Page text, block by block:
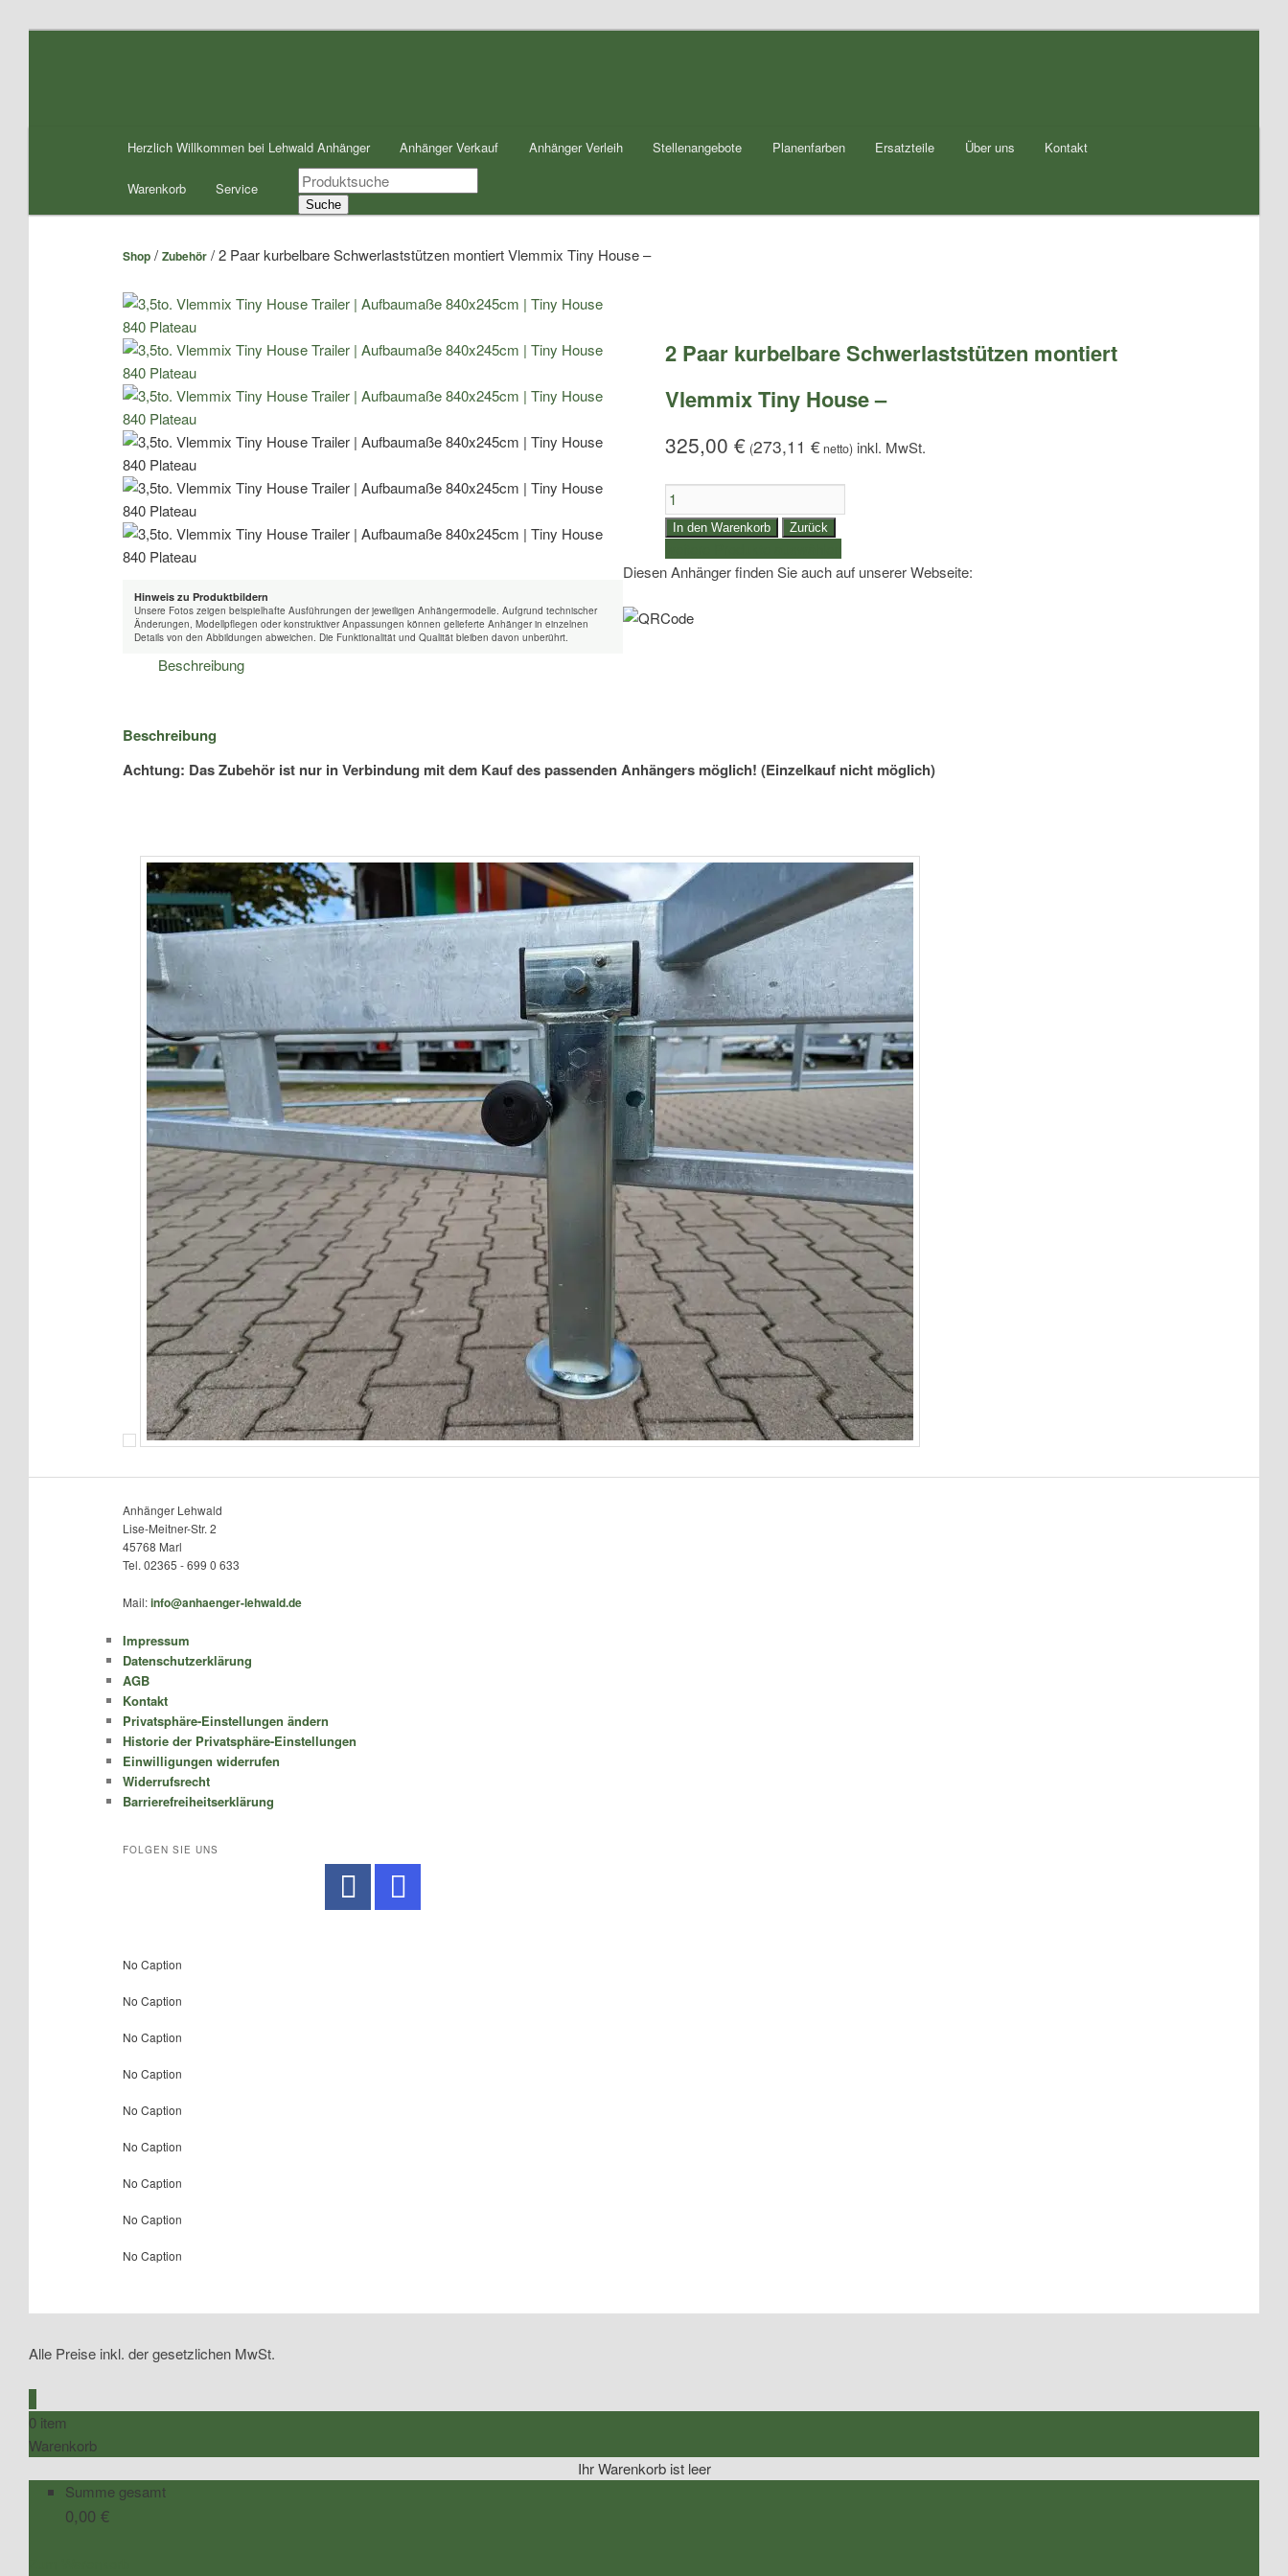
Herzlich Willkommen bei Lehwald Anhänger Anhänger Verkauf Anhänger Verleih Stellenangebote Planenfarben Ersatzteile Über uns Kontakt
Warenkorb Service
Products
search
Suche
Shop/ Zubehör/ 2 Paar kurbelbare Schwerlaststützen montiert Vlemmix Tiny House –
Hinweis zu Produktbildern
Unsere Fotos zeigen beispielhafte Ausführungen der jeweiligen Anhängermodelle. Aufgrund technischer
Änderungen, Modellpflegen oder konstruktiver Anpassungen können gelieferte Anhänger in einzelnen
Details von den Abbildungen abweichen. Die Funktionalität und Qualität bleiben davon unberührt.
2 Paar kurbelbare Schwerlaststützen montiert
Vlemmix Tiny House –
325,00 € (273,11 €netto)
2
Paar
kurbelbare
Schwerlaststützen
montiert
Vlemmix
In den Warenkorb Zurück
Diesen Anhänger finden Sie auch auf unserer Webseite:
Beschreibung
Beschreibung
Achtung: Das Zubehör ist nur in Verbindung mit dem Kauf des passenden Anhängers möglich! (Einzelkauf nicht möglich)
Anhänger Lehwald
Lise-Meitner-Str. 2
45768 Marl
Tel. 02365 - 699 0 633
Mail:info@anhaenger-lehwald.de
Impressum
Datenschutzerklärung
AGB
Kontakt
Privatsphäre-Einstellungen ändern
Historie der Privatsphäre-Einstellungen
Einwilligungen widerrufen
Widerrufsrecht
Barrierefreiheitserklärung
FOLGEN SIE UNS
No Caption
No Caption
No Caption
No Caption
No Caption
No Caption
No Caption
No Caption
No Caption
Alle Preise inkl. der gesetzlichen MwSt.
0 item
Warenkorb
Ihr Warenkorb ist leer
Summe gesamt
0,00 €